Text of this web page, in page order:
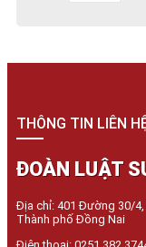
THÔNG TIN LIÊN
ĐOÀN LUẬT
Địa chỉ: 401 Đường 30/4,
Thành phố Đồng Nai